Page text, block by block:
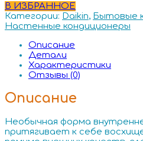
В ИЗБРАННОЕ
Категории: Daikin, Бытовые
Настенные кондиционеры
Описание
Детали
Характеристики
Отзывы (0)
Описание
Необычная форма
притягивает к себе